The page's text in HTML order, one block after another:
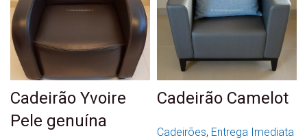
Cadeirão Yvoire
Pele genuína
Cadeirão Camelot
Cadeirões, Entrega Imediata